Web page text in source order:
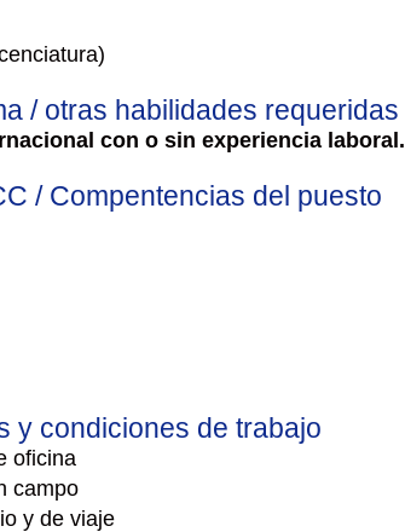
/ otras habilidades requeridas
con o sin experiencia laboral.
/ Compentencias del puesto
y condiciones de trabajo
oficina
campo
y de viaje